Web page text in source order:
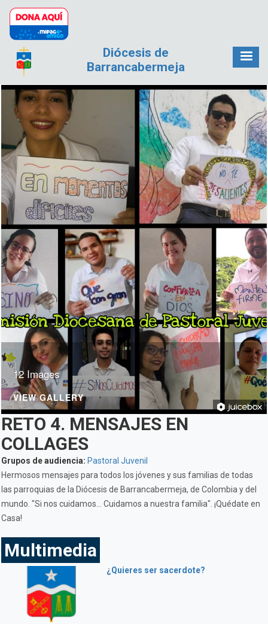
Pasar al contenido principal
Diócesis de
Barrancabermeja
12 Images
VIEW GALLERY
RETO 4. MENSAJES EN
COLLAGES
Grupos de audiencia: Pastoral Juvenil
Hermosos mensajes para todos los jóvenes y sus familias de todas
las parroquias de la Diócesis de Barrancabermeja, de Colombia y del
mundo. "Si nos cuidamos... Cuidamos a nuestra familia". ¡Quédate en
Casa!
Multimedia
¿Quieres ser sacerdote?